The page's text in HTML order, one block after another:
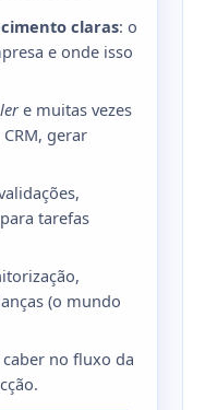
claras: o
e onde isso
lere muitas vezes
gerar
tarefas
(o mundo
no fluxo da